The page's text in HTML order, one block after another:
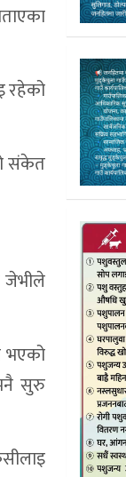
रहेको
संकेत
जेभीले
भएको
सुरु